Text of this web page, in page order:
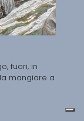
fuori, in
mangiare a